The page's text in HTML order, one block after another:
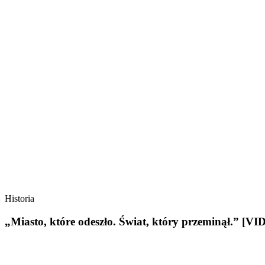
Historia
„Miasto, które odeszło. Świat, który przeminął.”